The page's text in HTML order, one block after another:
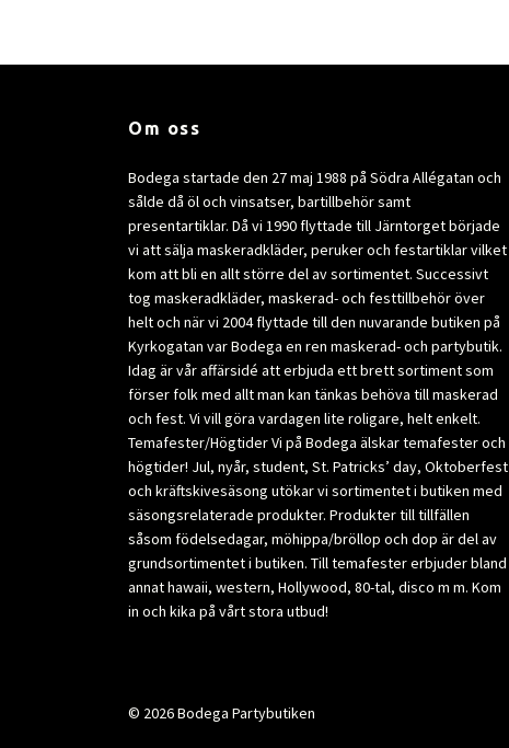
Om oss
Bodega startade den 27 maj 1988 på Södra Allégatan och
sålde då öl och vinsatser, bartillbehör samt
presentartiklar. Då vi 1990 flyttade till Järntorget började
vi att sälja maskeradkläder, peruker och festartiklar vilket
kom att bli en allt större del av sortimentet. Successivt
tog maskeradkläder, maskerad- och festtillbehör över
helt och när vi 2004 flyttade till den nuvarande butiken på
Kyrkogatan var Bodega en ren maskerad- och partybutik.
Idag är vår affärsidé att erbjuda ett brett sortiment som
förser folk med allt man kan tänkas behöva till maskerad
och fest. Vi vill göra vardagen lite roligare, helt enkelt.
Temafester/Högtider Vi på Bodega älskar temafester och
högtider! Jul, nyår, student, St. Patricks’ day, Oktoberfest
och kräftskivesäsong utökar vi sortimentet i butiken med
säsongsrelaterade produkter. Produkter till tillfällen
såsom födelsedagar, möhippa/bröllop och dop är del av
grundsortimentet i butiken. Till temafester erbjuder bland
annat hawaii, western, Hollywood, 80-tal, disco m m. Kom
in och kika på vårt stora utbud!
© 2026 Bodega Partybutiken